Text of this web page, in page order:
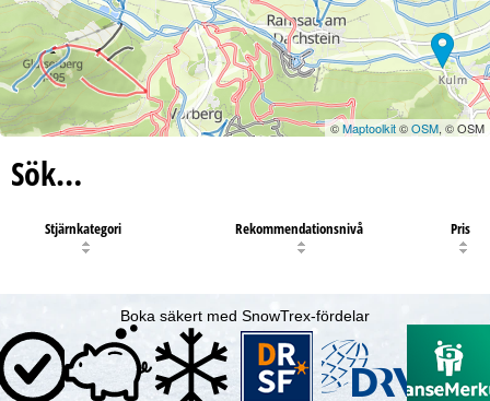
©Maptoolkit©OSM, © OSM
Sök…
Stjärnkategori Rekommendationsnivå Pris
Boka säkert med SnowTrex-fördelar